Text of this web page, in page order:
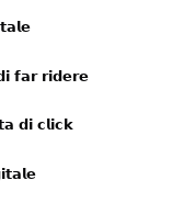
𝗳𝗮𝗿 𝗿𝗶𝗱𝗲𝗿𝗲
𝗱𝗶 𝗰𝗹𝗶𝗰𝗸